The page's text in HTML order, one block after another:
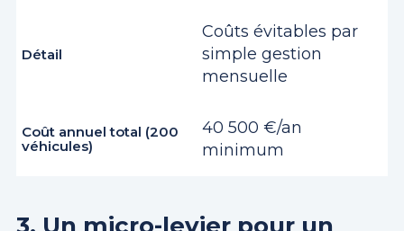
Coûts évitables par
simple gestion
mensuelle
40 500 €/an
minimum